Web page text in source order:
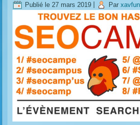
Publié le 27 mars 2019 Par xavfun